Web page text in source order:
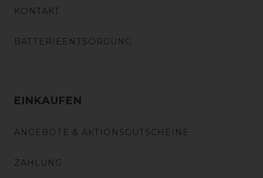
KONTAKT
BATTERIEENTSORGUNG
EINKAUFEN
ANGEBOTE & AKTIONSGUTSCHEINE
ZAHLUNG